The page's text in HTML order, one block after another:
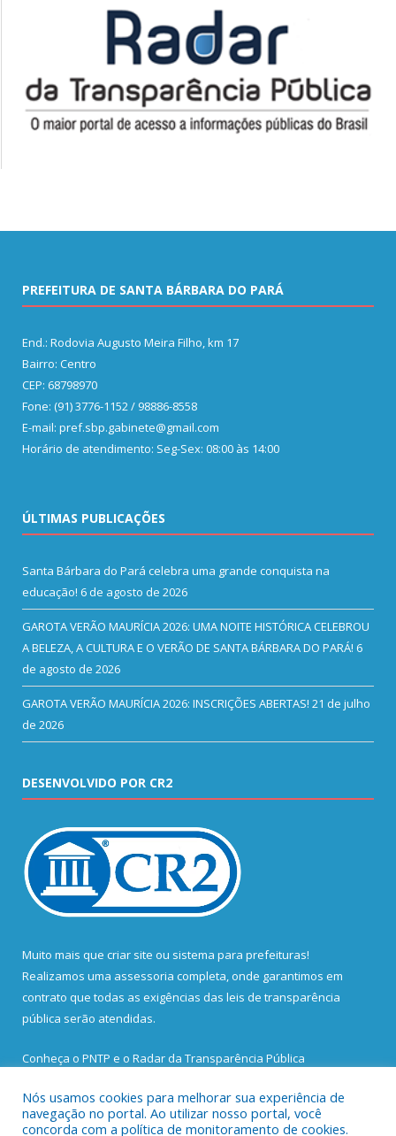
PREFEITURA DE SANTA BÁRBARA DO PARÁ
End.: Rodovia Augusto Meira Filho, km 17
Bairro: Centro
CEP: 68798970
Fone: (91) 3776-1152 / 98886-8558
E-mail: pref.sbp.gabinete@gmail.com
Horário de atendimento: Seg-Sex: 08:00 às 14:00
ÚLTIMAS PUBLICAÇÕES
Santa Bárbara do Pará celebra uma grande conquista na
educação! 6 de agosto de 2026
GAROTA VERÃO MAURÍCIA 2026: UMA NOITE HISTÓRICA CELEBROU
A BELEZA, A CULTURA E O VERÃO DE SANTA BÁRBARA DO PARÁ! 6
de agosto de 2026
GAROTA VERÃO MAURÍCIA 2026: INSCRIÇÕES ABERTAS! 21 de julho
de 2026
DESENVOLVIDO POR CR2
Muito mais que criar site ou sistema para prefeituras!
Realizamos uma assessoria completa, onde garantimos em
contrato que todas as exigências das leis de transparência
pública serão atendidas.
Conheça o PNTP e o Radar da Transparência Pública
Nós usamos cookies para melhorar sua experiência de
navegação no portal. Ao utilizar nosso portal, você
concorda com a política de monitoramento de cookies.